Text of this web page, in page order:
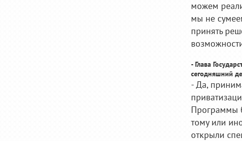
можем
мы не
принять
- Глава
сегодняшний
- Да,
Программы
тому или
открыли